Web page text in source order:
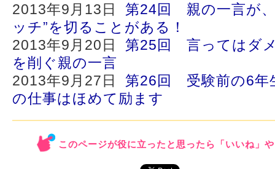
2013年9月13日 第24回 親の一言が
ッチ”を切ることがある！
2013年9月20日 第25回 言ってはダ
を削ぐ親の一言
2013年9月27日 第26回 受験前の6
の仕事はほめて励ます
このページが役に立ったと思ったら「いいね」